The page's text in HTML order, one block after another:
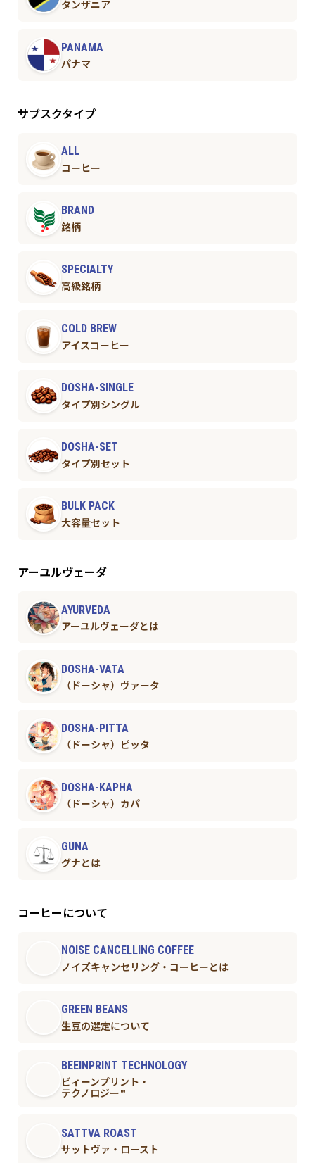
タンザニア
PANAMA
パナマ
サブスクタイプ
ALL
コーヒー
BRAND
銘柄
SPECIALTY
高級銘柄
COLD BREW
アイスコーヒー
DOSHA-SINGLE
タイプ別シングル
DOSHA-SET
タイプ別セット
BULK PACK
大容量セット
アーユルヴェーダ
AYURVEDA
アーユルヴェーダとは
DOSHA-VATA
（ドーシャ）ヴァータ
DOSHA-PITTA
（ドーシャ）ピッタ
DOSHA-KAPHA
（ドーシャ）カパ
GUNA
グナとは
コーヒーについて
NOISE CANCELLING COFFEE
ノイズキャンセリング・コーヒーとは
GREEN BEANS
生豆の選定について
BEEINPRINT TECHNOLOGY
ビィーンプリント・
テクノロジー™︎
SATTVA ROAST
サットヴァ・ロースト